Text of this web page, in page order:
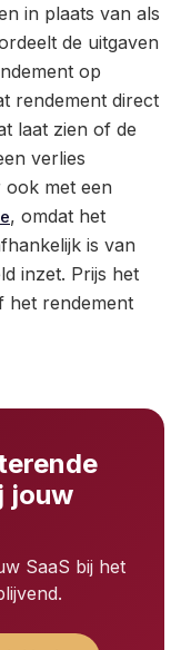
in plaats van als
de uitgaven
op
rendement direct
laat zien of de
verlies
ook met een
, omdat het
is van
inzet. Prijs het
het rendement
jouw
SaaS bij het